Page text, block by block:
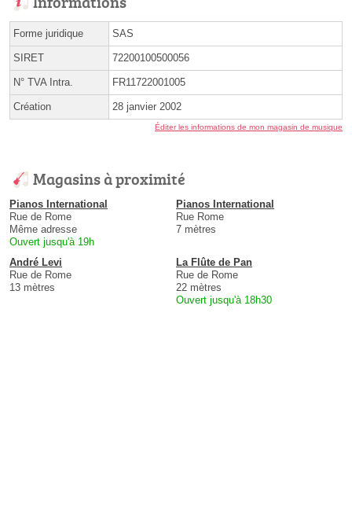
Forme juridique SAS
SIRET 72200100500056
N° TVA Intra. FR11722001005
Création 28 janvier 2002
Éditer les informations de mon magasin de musique
Magasins à proximité
Pianos International
Rue de Rome
Même adresse
Ouvert jusqu'à 19h
Pianos International
Rue Rome
7 mètres
André Levi
Rue de Rome
13 mètres
La Flûte de Pan
Rue de Rome
22 mètres
Ouvert jusqu'à 18h30